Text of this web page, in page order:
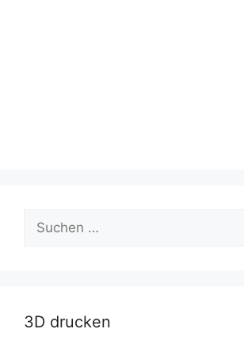
Suche
nach:
3D drucken